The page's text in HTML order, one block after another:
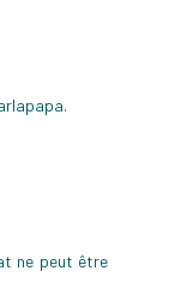
ne peut être